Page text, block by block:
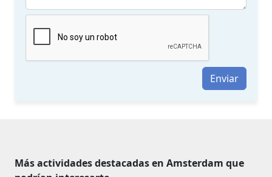
Enviar
Más actividades destacadas en Amsterdam que